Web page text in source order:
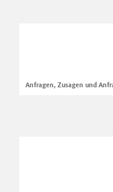
Anfragen, Zusagen und